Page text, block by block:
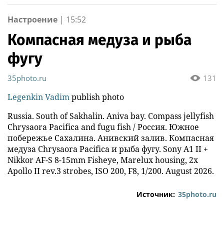
звезды
стрельбе
Настроение | 15:52
Компасная медуза и рыба
фугу
131
35photo.ru
Legenkin Vadimpublish photo
Russia. South of Sakhalin. Aniva bay. Compass jellyfish
Chrysaora Pacifica and fugu fish / Россия. Южное
побережье Сахалина. Анивский залив. Компасная
медуза Chrysaora Pacifica и рыба фугу. Sony A1 II +
Nikkor AF-S 8-15mm Fisheye, Marelux housing, 2x
Apollo II rev.3 strobes, ISO 200, F8, 1/200. August 2026.
Источник: 35photo.ru